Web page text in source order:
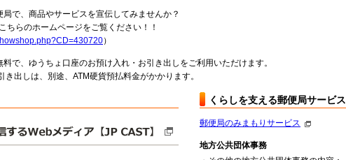
で、商品やサービスを宣伝してみませんか？
らのホームページをご覧ください！！
）
で、ゆうちょ口座のお預け入れ・お引き出しをご利用いただけます。
出しは、別途、ATM硬貨預払料金がかかります。
くらしを支える郵便局サービス
郵便局のみまもりサービス
地方公共団体事務